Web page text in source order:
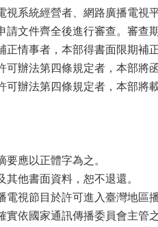
視系統經營者、網路廣播電視
請文件齊全後進行審查。審查
正情事者，本部得書面限期補
可辦法第四條規定者，本部將
可辦法第四條規定者，本部將
要應以正體字為之。
其他書面資料，恕不退還。
電視節目於許可進入臺灣地區
實依國家通訊傳播委員會主管